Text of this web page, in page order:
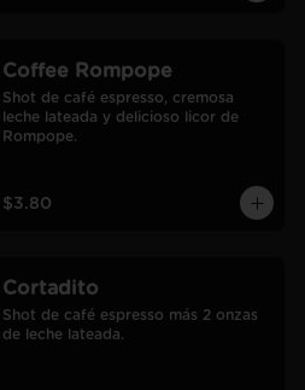
Coffee Rompope
Shot de café espresso, cremosa
leche lateada y delicioso licor de
Rompope.
$3.80
Cortadito
Shot de café espresso más 2 onzas
de leche lateada.